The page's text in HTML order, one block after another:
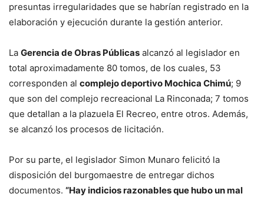
presuntas irregularidades que se habrían registrado en la
elaboración y ejecución durante la gestión anterior.
La Gerencia de Obras Públicas alcanzó al legislador en
total aproximadamente 80 tomos, de los cuales, 53
corresponden al complejo deportivo Mochica Chimú; 9
que son del complejo recreacional La Rinconada; 7 tomos
que detallan a la plazuela El Recreo, entre otros. Además,
se alcanzó los procesos de licitación.
Por su parte, el legislador Simon Munaro felicitó la
disposición del burgomaestre de entregar dichos
documentos. “Hay indicios razonables que hubo un mal